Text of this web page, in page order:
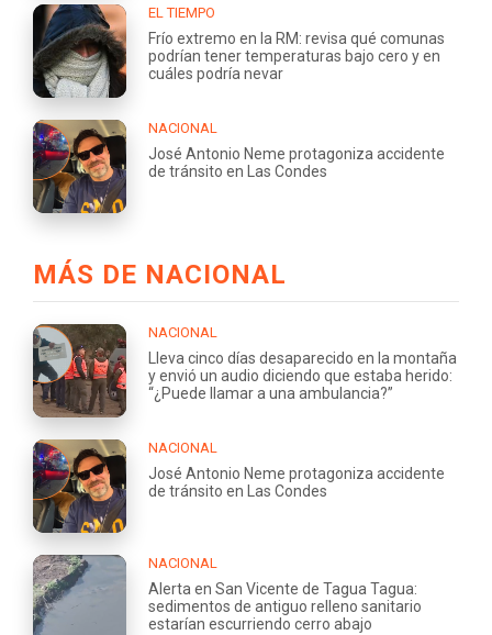
EL TIEMPO
Frío extremo en la RM: revisa qué comunas
podrían tener temperaturas bajo cero y en
cuáles podría nevar
NACIONAL
José Antonio Neme protagoniza accidente
de tránsito en Las Condes
MÁS DE NACIONAL
NACIONAL
Lleva cinco días desaparecido en la montaña
y envió un audio diciendo que estaba herido:
“¿Puede llamar a una ambulancia?”
NACIONAL
José Antonio Neme protagoniza accidente
de tránsito en Las Condes
NACIONAL
Alerta en San Vicente de Tagua Tagua:
sedimentos de antiguo relleno sanitario
estarían escurriendo cerro abajo